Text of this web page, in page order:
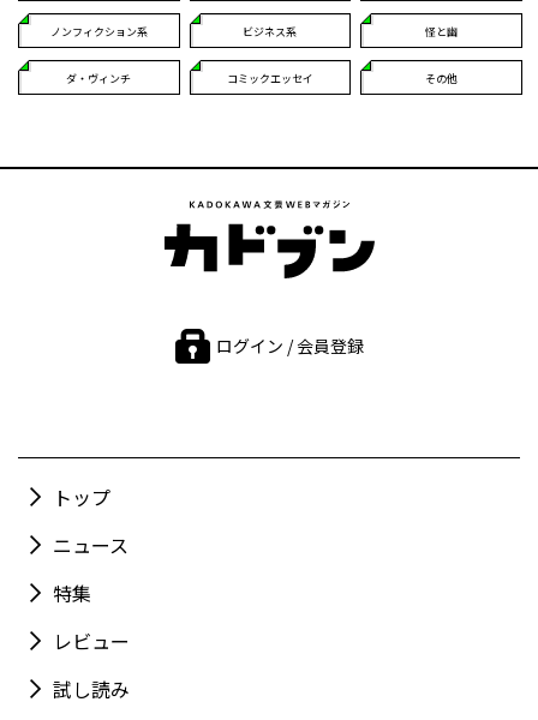
ノンフィクション系 ビジネス系 怪と幽
ダ・ヴィンチ コミックエッセイ その他
ログイン / 会員登録
トップ
ニュース
特集
レビュー
試し読み